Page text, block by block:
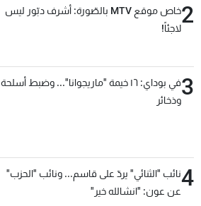
2
خاص موقع MTV بالصّورة: أشرف دبّور ليس
لاجئاً!
3
في بوداي: ١٦ خيمة "ماريجوانا"... وضبط أسلحة
وذخائر
4نائب "الثنائي" يردّ على قاسم... ونائب "الحزب"
عن عون: "انشالله خير"